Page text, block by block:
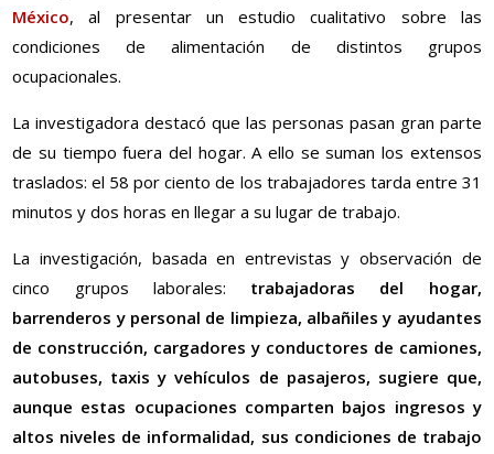
México, al presentar un estudio cualitativo sobre las
condiciones de alimentación de distintos grupos
ocupacionales.
La investigadora destacó que las personas pasan gran parte
de su tiempo fuera del hogar. A ello se suman los extensos
traslados: el 58 por ciento de los trabajadores tarda entre 31
minutos y dos horas en llegar a su lugar de trabajo.
La investigación, basada en entrevistas y observación de
cinco grupos laborales: trabajadoras del hogar,
barrenderos y personal de limpieza, albañiles y ayudantes
de construcción, cargadores y conductores de camiones,
autobuses, taxis y vehículos de pasajeros, sugiere que,
aunque estas ocupaciones comparten bajos ingresos y
altos niveles de informalidad, sus condiciones de trabajo